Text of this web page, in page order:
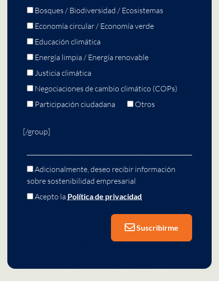
Bosques / Biodiversidad / Ecosistemas
Economía circular / Economía verde
Educación climática
Energía limpia / Energía renovable
Justicia climática
Negociaciones de cambio climático (COPs)
Participación ciudadana
Otros
[/group]
Adicionalmente, deseo recibir información
sobre sostenibilidad empresarial
Acepto la Política de privacidad
Suscribirme